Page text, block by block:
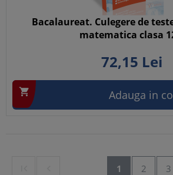
Bacalaureat. Culegere de
matematica clasa
72,15 Lei
 Adauga in
1 2 3